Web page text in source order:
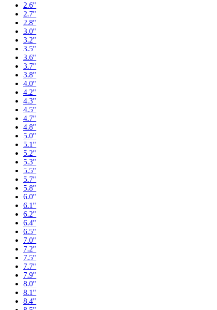
2.6"
2.7"
2.8"
3.0"
3.2"
3.5"
3.6"
3.7"
3.8"
4.0"
4.2"
4.3"
4.5"
4.7"
4.8"
5.0"
5.1"
5.2"
5.3"
5.5"
5.7"
5.8"
6.0"
6.1"
6.2"
6.4"
6.5"
7.0"
7.2"
7.5"
7.7"
7.9"
8.0"
8.1"
8.4"